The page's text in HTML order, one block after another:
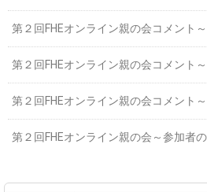
第２回FHEオンライン親の会コメント
第２回FHEオンライン親の会コメント
第２回FHEオンライン親の会コメント
第２回FHEオンライン親の会～参加者